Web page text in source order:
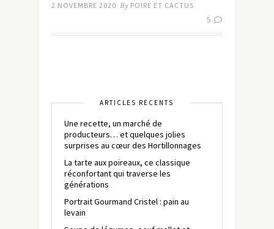
2 NOVEMBRE 2020 By POIRE ET CACTUS
5
ARTICLES RÉCENTS
Une recette, un marché de
producteurs… et quelques jolies
surprises au cœur des Hortillonnages
La tarte aux poireaux, ce classique
réconfortant qui traverse les
générations
Portrait Gourmand Cristel : pain au
levain